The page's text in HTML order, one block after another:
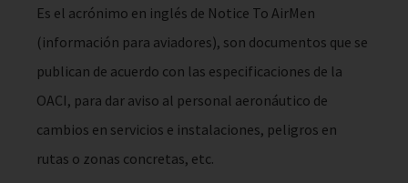
Es el acrónimo en inglés de Notice To AirMen
(información para aviadores), son documentos que se
publican de acuerdo con las especificaciones de la
OACI, para dar aviso al personal aeronáutico de
cambios en servicios e instalaciones, peligros en
rutas o zonas concretas, etc.